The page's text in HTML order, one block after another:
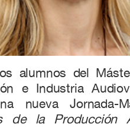
alumnos del
e Industria
nueva Jornada-
de la Producción